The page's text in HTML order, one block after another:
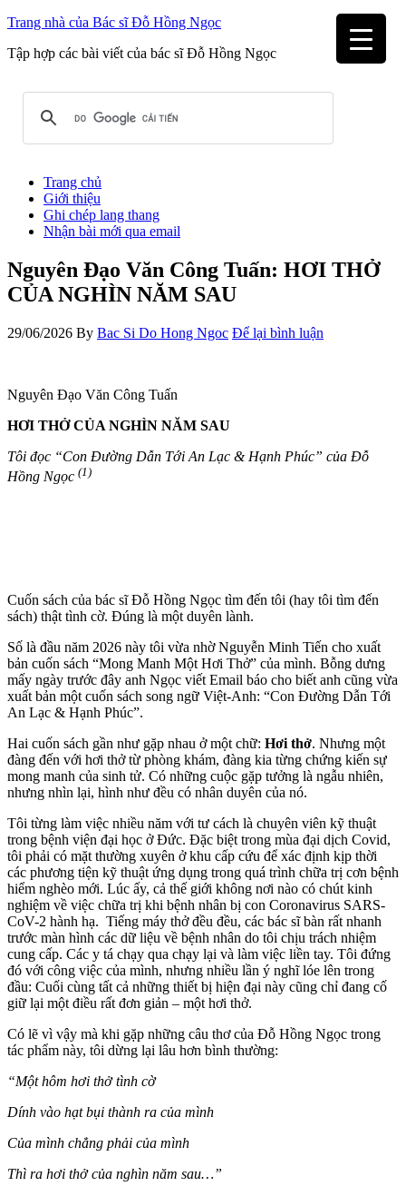
Trang nhà của Bác sĩ Đỗ Hồng Ngọc
Tập hợp các bài viết của bác sĩ Đỗ Hồng Ngọc
Trang chủ
Giới thiệu
Ghi chép lang thang
Nhận bài mới qua email
Nguyên Đạo Văn Công Tuấn: HƠI THỞ
CỦA NGHÌN NĂM SAU
29/06/2026 By Bac Si Do Hong Ngoc Để lại bình luận
Nguyên Đạo Văn Công Tuấn
HƠI THỞ CỦA NGHÌN NĂM SAU
Tôi đọc “Con Đường Dẫn Tới An Lạc & Hạnh Phúc” của Đỗ
Hồng Ngọc (1)
Cuốn sách của bác sĩ Đỗ Hồng Ngọc tìm đến tôi (hay tôi tìm đến
sách) thật tình cờ. Đúng là một duyên lành.
Số là đầu năm 2026 này tôi vừa nhờ Nguyễn Minh Tiến cho xuất
bản cuốn sách “Mong Manh Một Hơi Thở” của mình. Bỗng dưng
mấy ngày trước đây anh Ngọc viết Email báo cho biết anh cũng vừa
xuất bản một cuốn sách song ngữ Việt-Anh: “Con Đường Dẫn Tới
An Lạc & Hạnh Phúc”.
Hai cuốn sách gần như gặp nhau ở một chữ: Hơi thở. Nhưng một
đàng đến với hơi thở từ phòng khám, đàng kia từng chứng kiến sự
mong manh của sinh tử. Có những cuộc gặp tưởng là ngẫu nhiên,
nhưng nhìn lại, hình như đều có nhân duyên của nó.
Tôi từng làm việc nhiều năm với tư cách là chuyên viên kỹ thuật
trong bệnh viện đại học ở Đức. Đặc biệt trong mùa đại dịch Covid,
tôi phải có mặt thường xuyên ở khu cấp cứu để xác định kịp thời
các phương tiện kỹ thuật ứng dụng trong quá trình chữa trị cơn bệnh
hiểm nghèo mới. Lúc ấy, cả thế giới không nơi nào có chút kinh
nghiệm về việc chữa trị khi bệnh nhân bị con Coronavirus SARS-
CoV-2 hành hạ. Tiếng máy thở đều đều, các bác sĩ bàn rất nhanh
trước màn hình các dữ liệu về bệnh nhân do tôi chịu trách nhiệm
cung cấp. Các y tá chạy qua chạy lại và làm việc liền tay. Tôi đứng
đó với công việc của mình, nhưng nhiều lần ý nghĩ lóe lên trong
đầu: Cuối cùng tất cả những thiết bị hiện đại này cũng chỉ đang cố
giữ lại một điều rất đơn giản – một hơi thở.
Có lẽ vì vậy mà khi gặp những câu thơ của Đỗ Hồng Ngọc trong
tác phẩm này, tôi dừng lại lâu hơn bình thường:
“Một hôm hơi thở tình cờ
Dính vào hạt bụi thành ra của mình
Của mình chẳng phải của mình
Thì ra hơi thở của nghìn năm sau…”